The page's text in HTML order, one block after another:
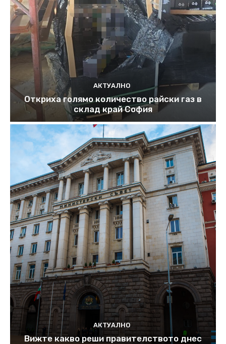
АКТУАЛНО
Откриха голямо количество райски газ в
склад край София
АКТУАЛНО
Вижте какво реши правителството днес